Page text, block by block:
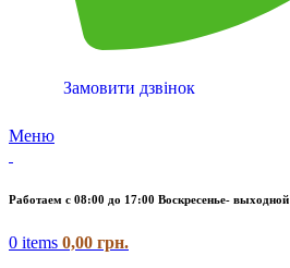
Замовити дзвінок
Меню
Работаем с 08:00 до 17:00 Воскресенье- выходной
0 items 0,00 грн.